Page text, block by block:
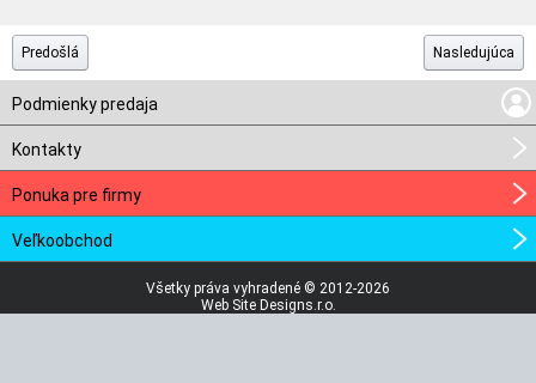
Predošlá Nasledujúca
Podmienky predaja
Kontakty
Ponuka pre firmy
Veľkoobchod
Všetky práva vyhradené © 2012-2026
Web Site Designs.r.o.